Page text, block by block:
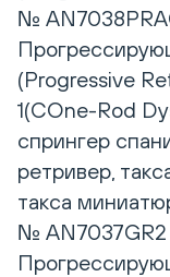
№
(Progressive
1(CОne-Rod
спрингер
ретривер,
такса
№ AN7037GR2